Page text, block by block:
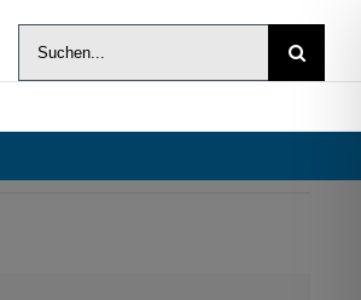
Suche
nach: